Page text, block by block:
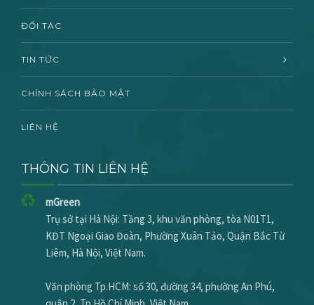
ĐỐI TÁC
TIN TỨC
CHÍNH SÁCH BẢO MẬT
LIÊN HỆ
THÔNG TIN LIÊN HỆ
mGreen
Trụ sở tại Hà Nội: Tầng 3, khu văn phòng, tòa N01T1,
KĐT Ngoại Giao Đoàn, Phường Xuân Tảo, Quận Bắc Từ
Liêm, Hà Nội, Việt Nam.
Văn phòng Tp.HCM: số 30, đường 34, phường An Phú,